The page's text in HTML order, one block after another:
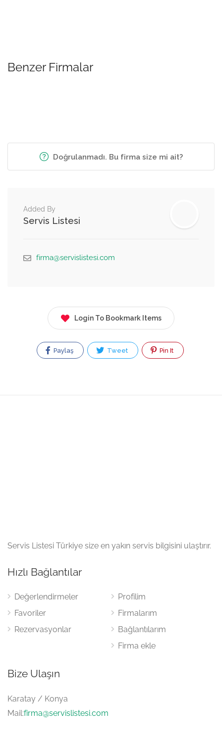
Benzer Firmalar
Doğrulanmadı. Bu firma size mi ait?
Added By
Servis Listesi
firma@servislistesi.com
Login To Bookmark Items
Paylaş Tweet Pin It
Servis Listesi Türkiye size en yakın servis bilgisini ulaştırır.
Hızlı Bağlantılar
Değerlendirmeler
Favoriler
Rezervasyonlar
Profilim
Firmalarım
Bağlantılarım
Firma ekle
Bize Ulaşın
Karatay / Konya
Mail:firma@servislistesi.com